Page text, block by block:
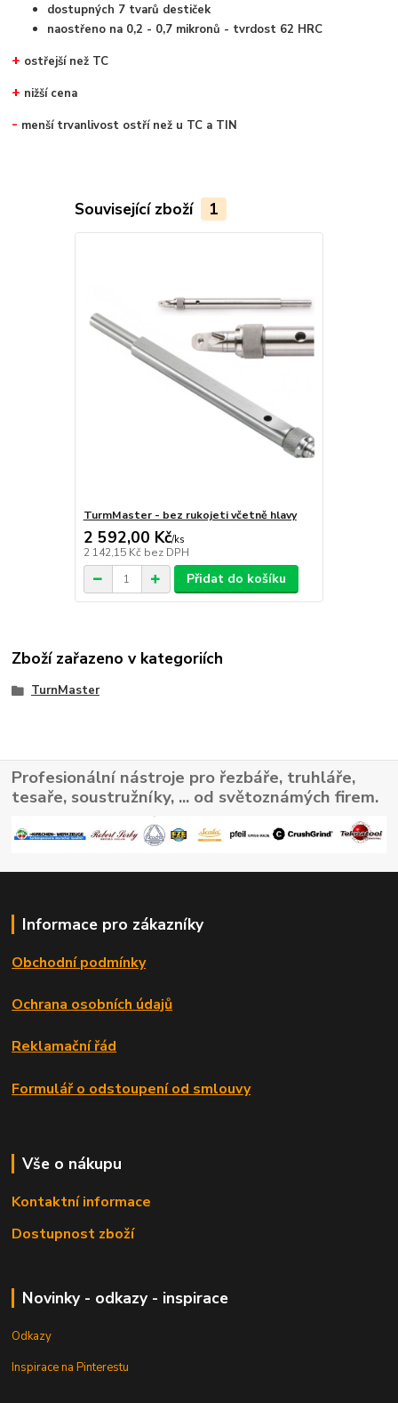
dostupných 7 tvarů destiček
naostřeno na 0,2 - 0,7 mikronů - tvrdost 62 HRC
+ ostřejší než TC
+ nižší cena
- menší trvanlivost ostří než u TC a TIN
Související zboží 1
TurmMaster - bez rukojeti včetně hlavy
2 592,00 Kč/ks
2 142,15 Kč bez DPH
Přidat do košíku
Zboží zařazeno v kategoriích
TurnMaster
Profesionální nástroje pro řezbáře, truhláře,
tesaře, soustružníky, ... od světoznámých firem.
Informace pro zákazníky
Obchodní podmínky
Ochrana osobních údajů
Reklamační řád
Formulář o odstoupení od smlouvy
Vše o nákupu
Kontaktní informace
Dostupnost zboží
Novinky - odkazy - inspirace
Odkazy
Inspirace na Pinterestu